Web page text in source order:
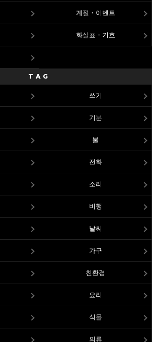
계절・이벤트
화살표・기호
TAG
쓰기
기분
불
전화
소리
비행
날씨
가구
친환경
요리
식물
의류